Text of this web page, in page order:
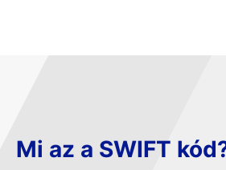
Mi az a SWIFT